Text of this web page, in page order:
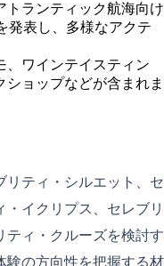
トランティック航海向け
発表し、多様なアクテ
、ワインテイスティン
ョップなどが含まれま
リティ・シルエット、セ
イクリプス、セレブリ
ティ・クルーズを検討す
験の方向性を把握する材